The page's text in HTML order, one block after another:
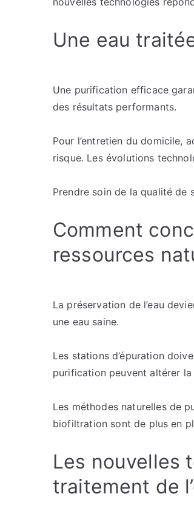
Une eau
Une purification efficace
des résultats performants.
Pour l’entretien du domicile,
risque. Les évolutions
Prendre soin de la qualité de
Comment
ressources
La préservation de l’eau
une eau saine.
Les stations d’épuration
purification peuvent altérer
Les méthodes naturelles de
biofiltration sont de plus en
Les nouvelles
traitement de